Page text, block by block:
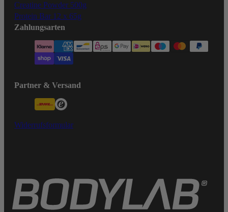
Creatine Powder 500g
Protein Bar 12 x 65g
Zahlungsarten
Partner & Versand
Widerrufsformular